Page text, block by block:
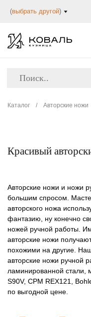
(выбрать другой)
Каталог / Авторские ножи
Красивый
Авторские ножи и ножи
большим спросом.
авторского ножа
фантазию, ну конечно
ножей ручной работы.
авторские ножи
похожими на другие.
авторские ножи ручной
ламинированной стали,
S90V, CPM REX121,
по выгодной цене.